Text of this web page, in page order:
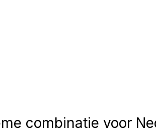
combinatie voor